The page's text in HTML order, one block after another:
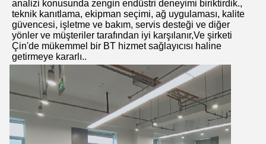
analizi konusunda zengin endüstri deneyimi biriktirdik.,
teknik kanıtlama, ekipman seçimi, ağ uygulaması, kalite
güvencesi, işletme ve bakım, servis desteği ve diğer
yönler ve müşteriler tarafından iyi karşılanır,Ve şirketi
Çin'de mükemmel bir BT hizmet sağlayıcısı haline
getirmeye kararlı..